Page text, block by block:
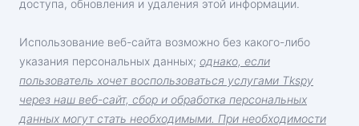
доступа, обновления и удаления этой информации.
Использование веб-сайта возможно без какого-либо
указания персональных данных; однако, если
пользователь хочет воспользоваться услугами Tkspy
через наш веб-сайт, сбор и обработка персональных
данных могут стать необходимыми. При необходимости